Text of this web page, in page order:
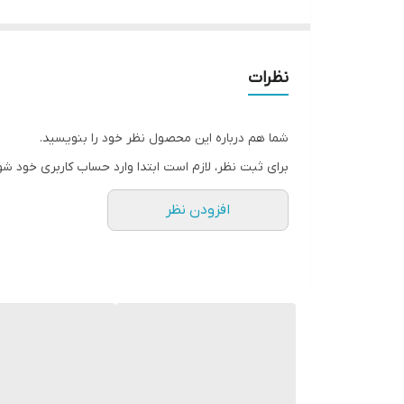
نظرات
شما هم درباره این محصول نظر خود را بنویسید.
برای ثبت نظر، لازم است ابتدا وارد حساب کاربری خود
افزودن نظر